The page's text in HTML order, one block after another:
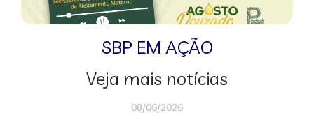
SBP EM AÇÃO
Veja mais notícias
08/06/2026